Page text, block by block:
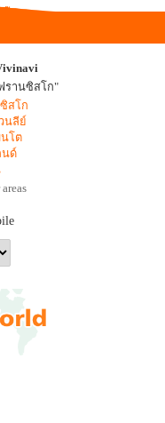
รานซิสโก"
สโก
นลีย์
โต
นด์